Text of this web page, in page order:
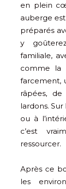
en plein
auberge
préparés
y
familiale,
comme la
farcement,
râpées,
lardons.
ou à
c’est
ressourcer.
Après ce
les